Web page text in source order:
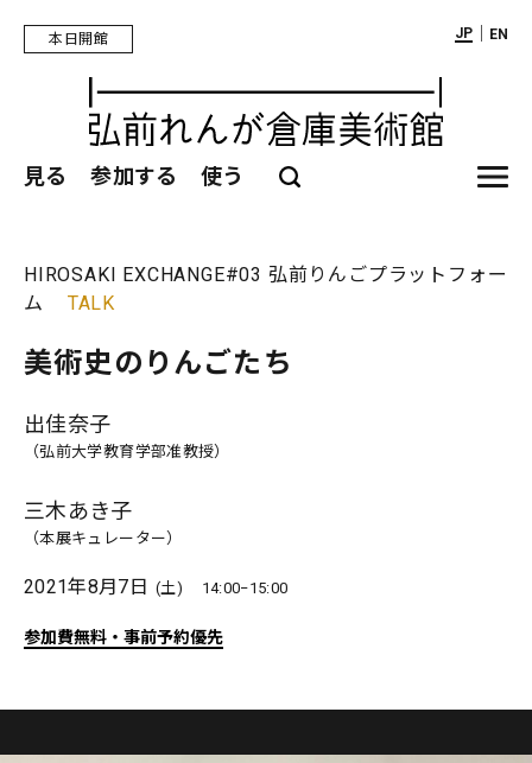
本日開館 JP｜ EN
見る 参加する 使う
HIROSAKI EXCHANGE#03 弘前りんごプラットフォー
ム
TALK
美術史のりんごたち
出佳奈子
（弘前大学教育学部准教授）
三木あき子
（本展キュレーター）
2021年8月7日 (土) 14:00−15:00
参加費無料・事前予約優先